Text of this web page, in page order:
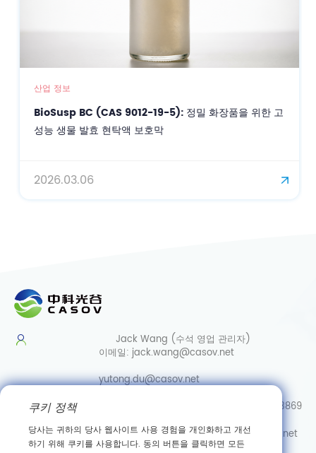
산업 정보
BioSusp BC (CAS 9012-19-5): 정밀 화장품을 위한 고
성능 생물 발효 현탁액 보호막
2026.03.06
Jack Wang (수석 영업 관리자)
이메일: jack.wang@casov.net
yutong.du@casov.net
0086-13035103869
서비스 및 제안이메일:info@casovbio.net
직통/Whatsapp/Wechat:0086-
쿠키 정책
당사는 귀하의 당사 웹사이트 사용 경험을 개인화하고 개선
하기 위해 쿠키를 사용합니다. 동의 버튼을 클릭하면 모든